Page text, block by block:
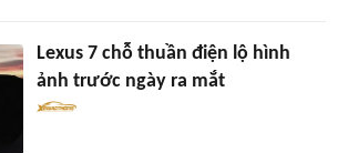
Lexus 7 chỗ thuần điện lộ hình
ảnh trước ngày ra mắt